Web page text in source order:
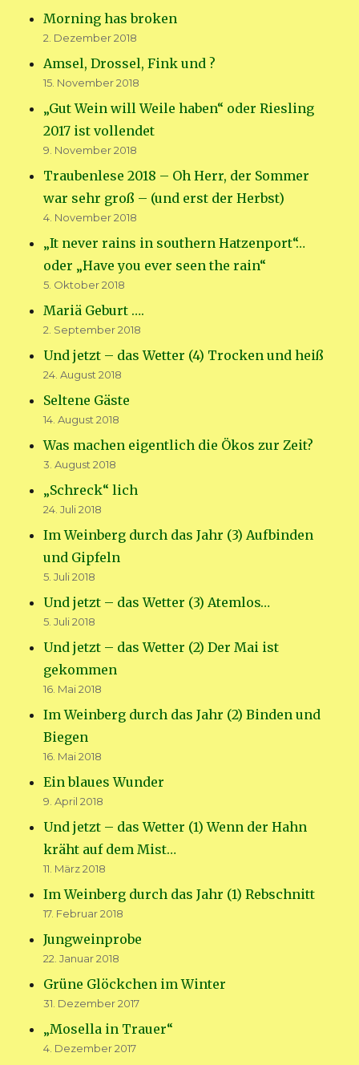
Morning has broken
2. Dezember 2018
Amsel, Drossel, Fink und ?
15. November 2018
„Gut Wein will Weile haben“ oder Riesling
2017 ist vollendet
9. November 2018
Traubenlese 2018 – Oh Herr, der Sommer
war sehr groß – (und erst der Herbst)
4. November 2018
„It never rains in southern Hatzenport“…
oder „Have you ever seen the rain“
5. Oktober 2018
Mariä Geburt ….
2. September 2018
Und jetzt – das Wetter (4) Trocken und heiß
24. August 2018
Seltene Gäste
14. August 2018
Was machen eigentlich die Ökos zur Zeit?
3. August 2018
„Schreck“ lich
24. Juli 2018
Im Weinberg durch das Jahr (3) Aufbinden
und Gipfeln
5. Juli 2018
Und jetzt – das Wetter (3) Atemlos…
5. Juli 2018
Und jetzt – das Wetter (2) Der Mai ist
gekommen
16. Mai 2018
Im Weinberg durch das Jahr (2) Binden und
Biegen
16. Mai 2018
Ein blaues Wunder
9. April 2018
Und jetzt – das Wetter (1) Wenn der Hahn
kräht auf dem Mist…
11. März 2018
Im Weinberg durch das Jahr (1) Rebschnitt
17. Februar 2018
Jungweinprobe
22. Januar 2018
Grüne Glöckchen im Winter
31. Dezember 2017
„Mosella in Trauer“
4. Dezember 2017